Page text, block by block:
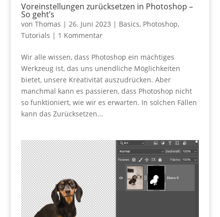
Voreinstellungen zurücksetzen in Photoshop –
So geht’s
von Thomas | 26. Juni 2023 | Basics, Photoshop,
Tutorials | 1 Kommentar
Wir alle wissen, dass Photoshop ein mächtiges
Werkzeug ist, das uns unendliche Möglichkeiten
bietet, unsere Kreativität auszudrücken. Aber
manchmal kann es passieren, dass Photoshop nicht
so funktioniert, wie wir es erwarten. In solchen Fällen
kann das Zurücksetzen...